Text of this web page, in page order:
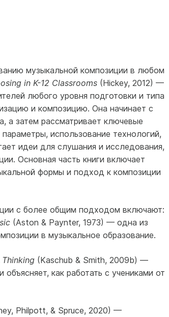
музыкальной композиции в любом
in K-12 Classrooms(Hickey, 2012) —
любого уровня подготовки и типа
и композицию. Она начинает с
а затем рассматривает ключевые
использование технологий,
идеи для слушания и исследования,
Основная часть книги включает
формы и подход к композиции
с более общим подходом включают:
(Aston & Paynter, 1973) — одна из
в музыкальное образование.
(Kaschub & Smith, 2009b) —
объясняет, как работать с учениками от
Philpott, & Spruce, 2020) —